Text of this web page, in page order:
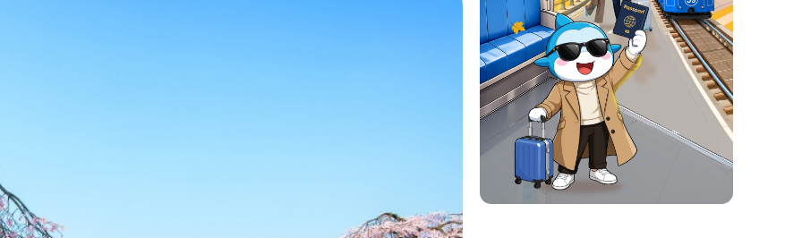
gia các hoạt động ngoài trời như leo núi tại Hallasan, Jirisan và Sobaeksan.
có thể tận hưởng bầu không khí lễ hội đầu năm mới. Theo người dân nơi đây, vào
để đi du lịch, còn tháng 4 có hiện tượng Bụi Vàng nên du khách thường hạn chế đi vào